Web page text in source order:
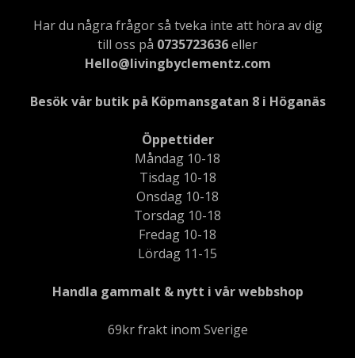
Har du några frågor så tveka inte att höra av dig
till oss på 0735723636eller
Hello@livingbyclementz.com
Besök vår butik på Köpmansgatan 8 i Höganäs
Öppettider
Måndag 10-18
Tisdag 10-18
Onsdag 10-18
Torsdag 10-18
Fredag 10-18
Lördag 11-15
Handla gammalt & nytt i vår webbshop
69kr frakt inom Sverige